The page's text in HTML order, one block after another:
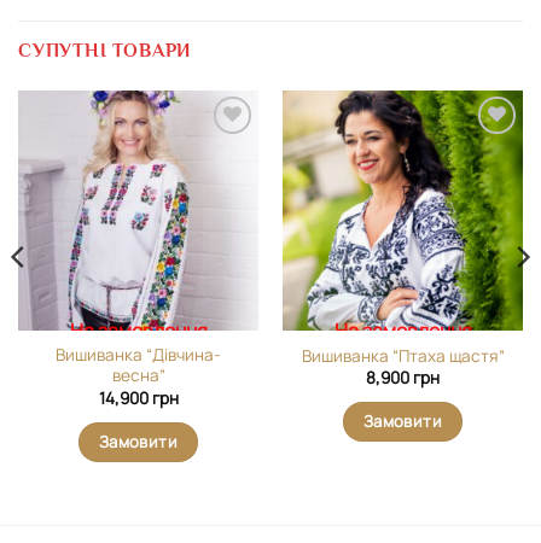
СУПУТНІ ТОВАРИ
На замовлення
Вишиванка “Дівчина-
весна”
14,900 грн
Замовити
Додати
виріб у
вибране
На замовлення
Вишиванка “Птаха щастя”
8,900 грн
Замовити